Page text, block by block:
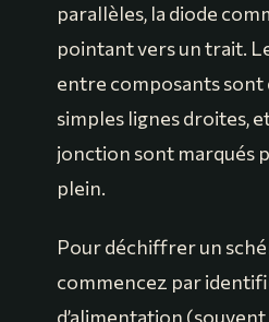
parallèles, la diode
pointant vers un trait.
entre composants sont
simples lignes droites,
jonction sont marqués
plein.
Pour déchiffrer un
commencez par
d’alimentation